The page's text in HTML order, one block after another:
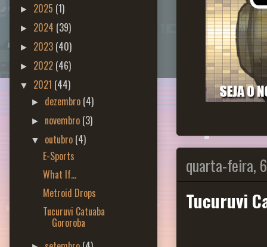
quarta-feira,
Tucuruvi
► 2025 (1)
► 2024 (39)
► 2023 (40)
► 2022 (46)
▼ 2021 (44)
► dezembro (4)
► novembro (3)
▼ outubro (4)
E-Sports
What If...
Metroid Drops
Tucuruvi Catuaba
Gororoba